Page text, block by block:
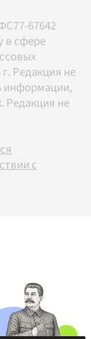
67642
в сфере
Редакция не
информации,
Редакция не
с